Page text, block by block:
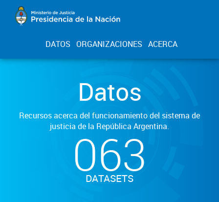
DATOS ORGANIZACIONES ACERCA
Datos
Recursos acerca del funcionamiento del sistema de
justicia de la República Argentina.
063
DATASETS